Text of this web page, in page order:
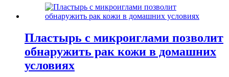
Пластырь с микроиглами позволит
обнаружить рак кожи в домашних
условиях